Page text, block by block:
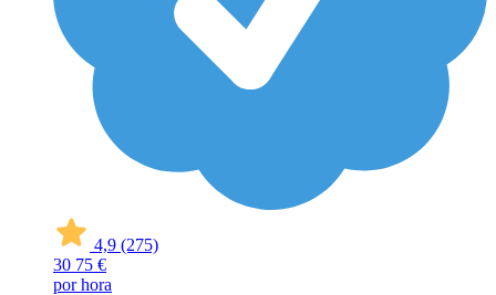
4,9 (275)
30 75 €
por hora